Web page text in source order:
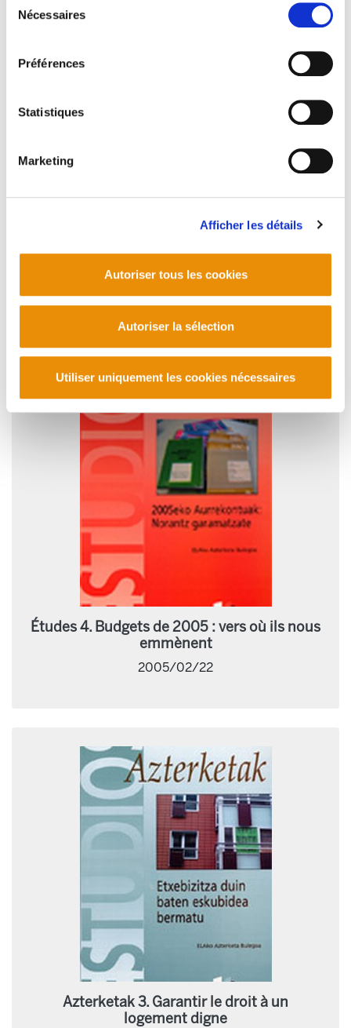
Nécessaires
Préférences
Statistiques
Marketing
Afficher les détails
Autoriser tous les cookies
Autoriser la sélection
Utiliser uniquement les cookies nécessaires
Azterketak 5. Fiskalitatea Hego Euskal
Herrian 2004
2005/09/26
Études 4. Budgets de 2005 : vers où ils nous
emmènent
2005/02/22
Azterketak 3. Garantir le droit à un
logement digne